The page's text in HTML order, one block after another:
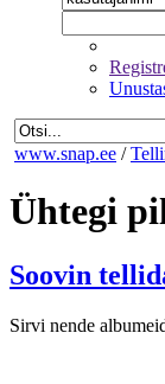
www.snap.ee /
Ühtegi
Soovin
Sirvi nende